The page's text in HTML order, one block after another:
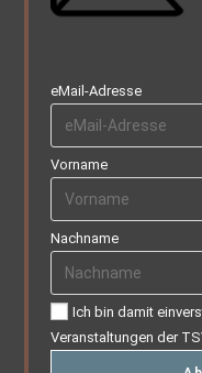
eMail-Adresse
Vorname
Nachname
Ich bin damit
Veranstaltungen der